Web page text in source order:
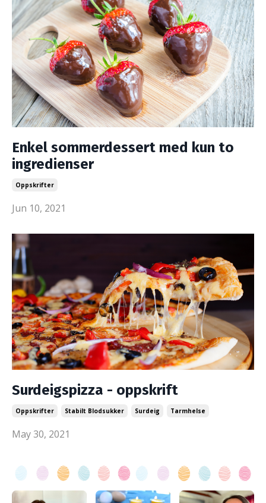
Enkel sommerdessert med kun to
ingredienser
Oppskrifter
Jun 10, 2021
Surdeigspizza - oppskrift
Oppskrifter Stabilt Blodsukker Surdeig Tarmhelse
May 30, 2021